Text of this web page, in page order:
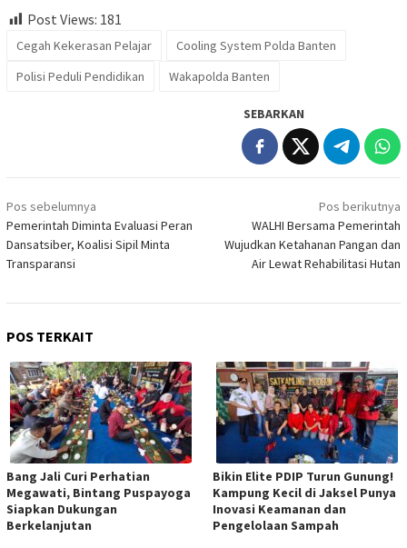
Post Views: 181
Cegah Kekerasan Pelajar
Cooling System Polda Banten
Polisi Peduli Pendidikan
Wakapolda Banten
SEBARKAN
Navigasi
pos
Pos sebelumnya
Pemerintah Diminta Evaluasi Peran
Dansatsiber, Koalisi Sipil Minta
Transparansi
Pos berikutnya
WALHI Bersama Pemerintah
Wujudkan Ketahanan Pangan dan
Air Lewat Rehabilitasi Hutan
POS TERKAIT
Bang Jali Curi Perhatian
Megawati, Bintang Puspayoga
Siapkan Dukungan
Berkelanjutan
Bikin Elite PDIP Turun Gunung!
Kampung Kecil di Jaksel Punya
Inovasi Keamanan dan
Pengelolaan Sampah